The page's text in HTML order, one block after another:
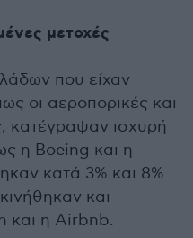
μετοχές
που είχαν
οι αεροπορικές και
κατέγραψαν ισχυρή
η Boeing και η
κατά 3% και 8%
και
και η Airbnb.